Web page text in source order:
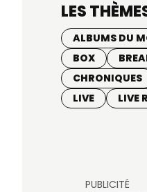
LES
ALBUMS DU
BOX
CHRONIQUES
LIVE
LIVE
PUBLICITÉ